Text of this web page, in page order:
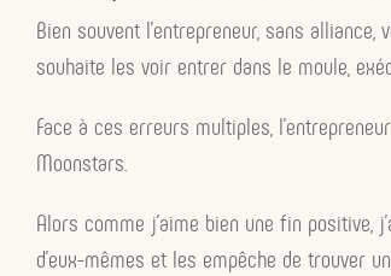
Bien souvent l’entrepreneur, sans
souhaite les voir entrer dans le moule,
Face à ces erreurs multiples,
Moonstars.
Alors comme j’aime bien une fin positive,
d’eux-mêmes et les empêche de trouver